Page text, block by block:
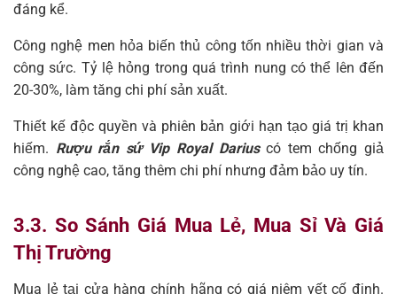
đáng kể.
Công nghệ men hỏa biến thủ công tốn nhiều thời gian và
công sức. Tỷ lệ hỏng trong quá trình nung có thể lên đến
20-30%, làm tăng chi phí sản xuất.
Thiết kế độc quyền và phiên bản giới hạn tạo giá trị khan
hiếm. Rượu rắn sứ Vip Royal Dariuscó tem chống giả
công nghệ cao, tăng thêm chi phí nhưng đảm bảo uy tín.
3.3. So Sánh Giá Mua Lẻ, Mua Sỉ Và Giá
Thị Trường
Mua lẻ tại cửa hàng chính hãng có giá niêm yết cố định.